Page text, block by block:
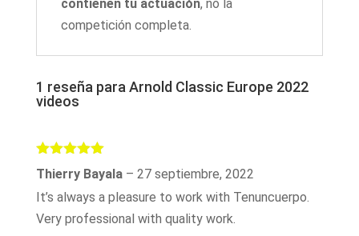
contienen tu actuación, no la
competición completa.
1 reseña paraArnold Classic Europe 2022
videos
Valorado
con5 de 5
Thierry Bayala – 27 septiembre, 2022
It’s always a pleasure to work with Tenuncuerpo.
Very professional with quality work.